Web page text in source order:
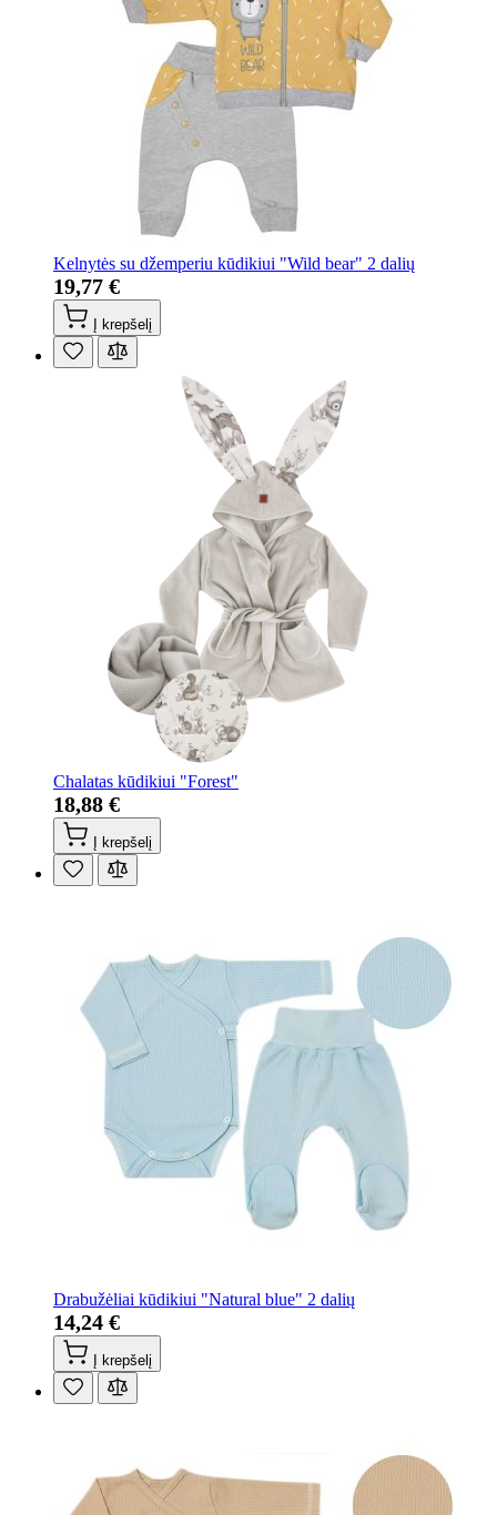
Kelnytės su džemperiu kūdikiui "Wild bear" 2 dalių
19,77 €
Į krepšelį
Chalatas kūdikiui "Forest"
18,88 €
Į krepšelį
Drabužėliai kūdikiui "Natural blue" 2 dalių
14,24 €
Į krepšelį